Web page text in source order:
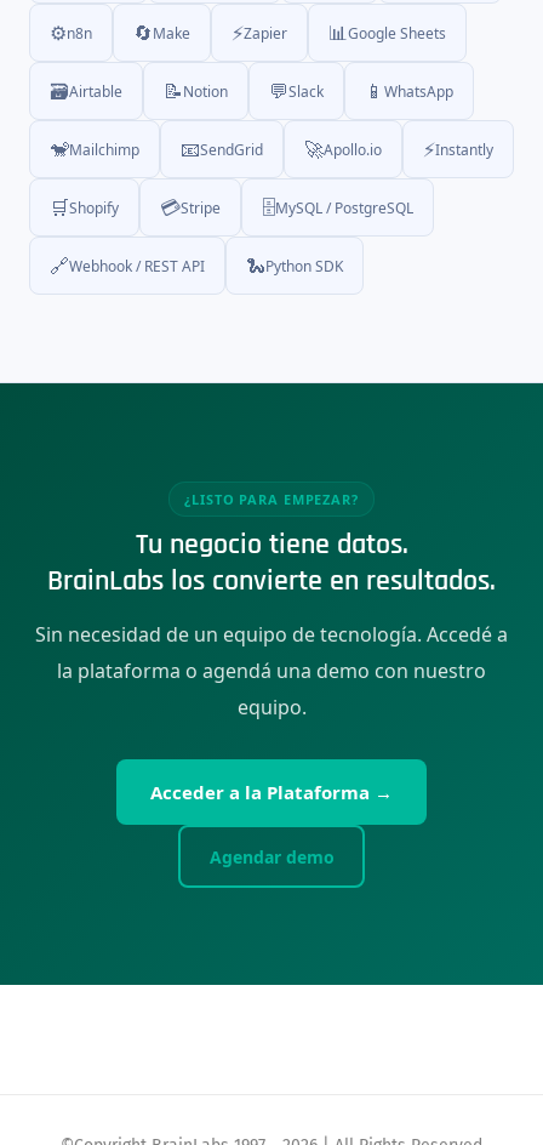
⚙️n8n 🔄Make ⚡Zapier 📊Google Sheets
🗃️Airtable 📝Notion 💬Slack 📱 WhatsApp
🐒Mailchimp 📧SendGrid 🚀Apollo.io ⚡Instantly
🛒Shopify 💳Stripe 🗄️MySQL / PostgreSQL
🔗Webhook / REST API 🐍Python SDK
¿LISTO PARA EMPEZAR?
Tu negocio tiene datos.
BrainLabs los convierte en resultados.
Sin necesidad de un equipo de tecnología. Accedé a
la plataforma o agendá una demo con nuestro
equipo.
Acceder a la Plataforma →
Agendar demo